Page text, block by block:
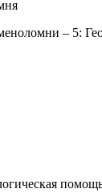
– 5: